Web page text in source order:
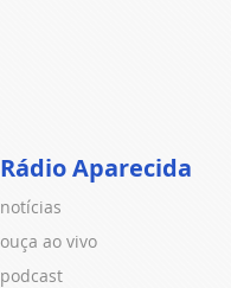
Rádio Aparecida
notícias
ouça ao vivo
podcast